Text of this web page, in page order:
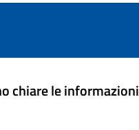
chiare le